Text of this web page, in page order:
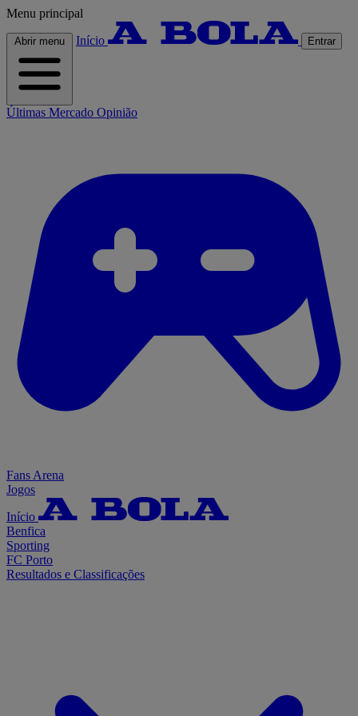
Menu principal
Abrir menu Início Entrar
Últimas Mercado Opinião
Fans Arena
Jogos
Início
Benfica
Sporting
FC Porto
Resultados e Classificações